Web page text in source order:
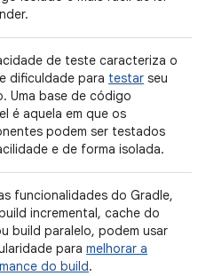
de teste caracteriza o
dificuldade para testar seu
Uma base de código
é aquela em que os
podem ser testados
e de forma isolada.
funcionalidades do Gradle,
incremental, cache do
build paralelo, podem usar
para melhorar a
do build.